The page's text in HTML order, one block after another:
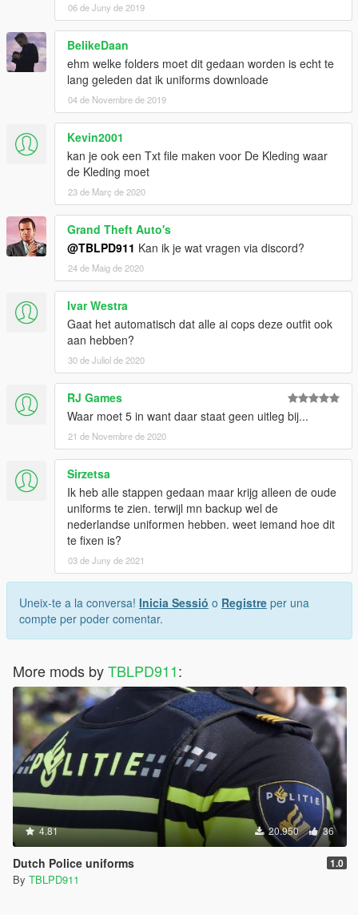
06 de Juny de 2019
BelikeDaan
ehm welke folders moet dit gedaan worden is echt te
lang geleden dat ik uniforms downloade
04 de Novembre de 2019
Kevin2001
kan je ook een Txt file maken voor De Kleding waar
de Kleding moet
23 de Març de 2020
Grand Theft Auto's
@TBLPD911 Kan ik je wat vragen via discord?
24 de Maig de 2020
Ivar Westra
Gaat het automatisch dat alle ai cops deze outfit ook
aan hebben?
30 de Juliol de 2020
RJ Games
Waar moet 5 in want daar staat geen uitleg bij...
21 de Novembre de 2020
Sirzetsa
Ik heb alle stappen gedaan maar krijg alleen de oude
uniforms te zien. terwijl mn backup wel de
nederlandse uniformen hebben. weet iemand hoe dit
te fixen is?
03 de Juny de 2021
Uneix-te a la conversa! Inicia Sessió o Registre per una
compte per poder comentar.
More mods byTBLPD911:
4.81 20.950 36
Dutch Police uniforms 1.0
By TBLPD911